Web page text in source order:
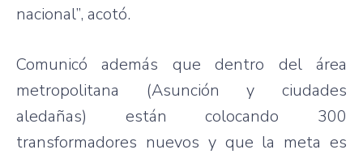
nacional”, acotó.
Comunicó además que dentro delárea
metropolitana (Asunción yciudades
aledañas) están colocando 300
transformadores nuevos y que la metaes